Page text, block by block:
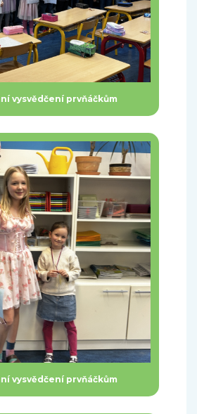
vysvědčení prvňáčkům
vysvědčení prvňáčkům